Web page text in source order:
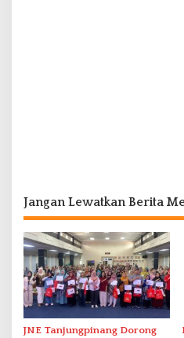
Jangan Lewatkan Berita
JNE Tanjungpinang Dorong